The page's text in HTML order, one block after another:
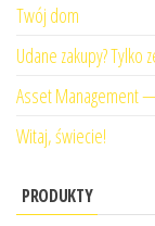
Twój dom
Udane zakupy?
Asset Management
Witaj, świecie!
PRODUKTY